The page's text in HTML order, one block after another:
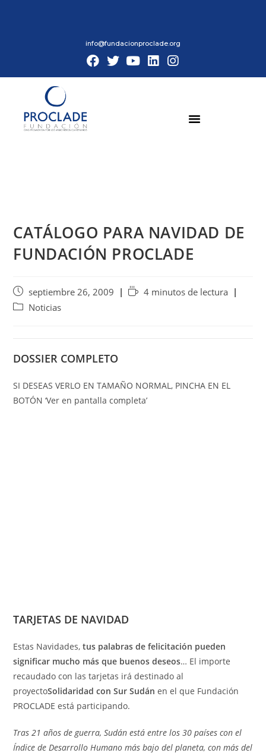
info@fundacionproclade.org
CATÁLOGO PARA NAVIDAD DE
FUNDACIÓN PROCLADE
septiembre 26, 2009
4 minutos de lectura
Noticias
DOSSIER COMPLETO
SI DESEAS VERLO EN TAMAÑO NORMAL, PINCHA EN EL
BOTÓN ‘Ver en pantalla completa’
TARJETAS DE NAVIDAD
Estas Navidades,tus palabras de felicitación pueden
significar mucho más que buenos deseos… El importe
recaudado con las tarjetas irá destinado al
proyectoSolidaridad con Sur Sudán en el que Fundación
PROCLADE está participando.
Tras 21 años de guerra, Sudán está entre los 30 países con el
Índice de Desarrollo Humano más bajo del planeta, con más del